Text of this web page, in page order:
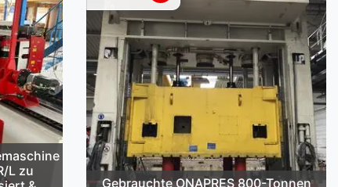
L zu
Gebrauchte ONAPRES 800-Tonnen